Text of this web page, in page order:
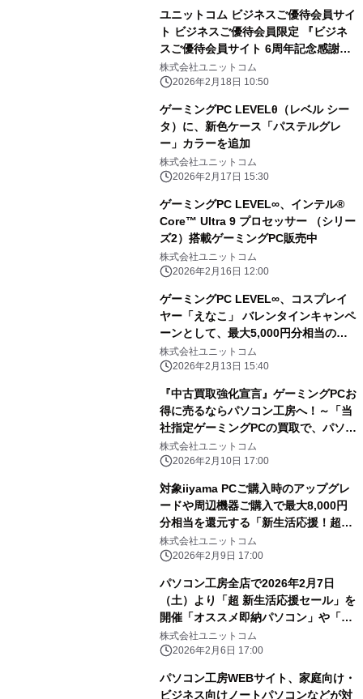
ユニットコム ビジネスご優待会員サイ
ト ビジネスご優待会員限定 『ビジネ
スご優待会員サイト 6周年記念感謝
祭』開催
株式会社ユニットコム
2026年2月18日 10:50
ゲーミングPC LEVELθ（レベル シー
タ）に、新色ケース「パステルグレ
ー」カラーを追加
株式会社ユニットコム
2026年2月17日 15:30
ゲーミングPC LEVEL∞、インテル®
Core™ Ultra 9 プロセッサー （シリー
ズ2）搭載ゲーミングPC販売中
株式会社ユニットコム
2026年2月16日 12:00
ゲーミングPC LEVEL∞、コスプレイ
ヤー「えなこ」 バレンタインキャンペ
ーンとして、最大5,000円分相当の還
元付与 さらに、えなこのサイン入りコ
ラボPCやサイドパネルをプレゼント
株式会社ユニットコム
2026年2月13日 15:40
『中古買取強化宣言』ゲーミングPCお
得に売るならパソコン工房へ！～「当
社指定ゲーミングPCの買取で、パソコ
ン工房会員様限定に、最大3万円分相
当の商品券プレゼント」を2月11日
株式会社ユニットコム
2026年2月10日 17:00
対象iiyama PCご購入時のアップグレ
ードや周辺機器ご購入で最大8,000円
分相当を還元する「新生活応援！超お
得アップグレード 還元フェア」を2月
10日から3月4日までの期間限定で開催
株式会社ユニットコム
2026年2月9日 17:00
パソコン工房全店で2026年2月7日
（土）より「超 新生活応援セール」を
開催「オススメ即納パソコン」や「PC
パーツ・周辺機器等の日替わりセール
商品」など、お買い得商品を全力でご
株式会社ユニットコム
2026年2月6日 17:00
パソコン工房WEBサイト、家庭向け・
ビジネス向けノートパソコンなどが対